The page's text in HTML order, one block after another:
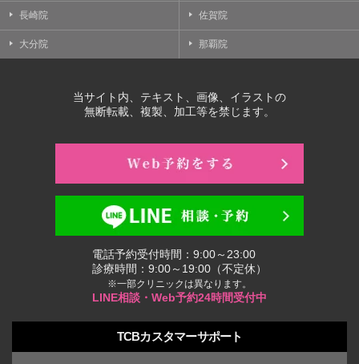
長崎院 佐賀院
大分院 那覇院
当サイト内、テキスト、画像、イラストの
無断転載、複製、加工等を禁じます。
電話予約受付時間：9:00～23:00
診療時間：9:00～19:00（不定休）
※一部クリニックは異なります。
LINE相談・Web予約24時間受付中
TCBカスタマーサポート